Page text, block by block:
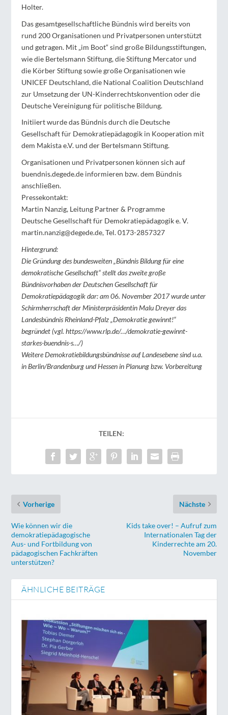
Holter.
Das gesamtgesellschaftliche Bündnis wird bereits von
rund 200 Organisationen und Privatpersonen unterstützt
und getragen. Mit „im Boot“ sind große Bildungsstiftungen,
wie die Bertelsmann Stiftung, die Stiftung Mercator und
die Körber Stiftung sowie große Organisationen wie
UNICEF Deutschland, die National Coalition Deutschland
zur Umsetzung der UN-Kinderrechtskonvention oder die
Deutsche Vereinigung für politische Bildung.
Initiiert wurde das Bündnis durch die Deutsche
Gesellschaft für Demokratiepädagogik in Kooperation mit
dem Makista e.V. und der Bertelsmann Stiftung.
Organisationen und Privatpersonen können sich auf
buendnis.degede.de informieren bzw. dem Bündnis
anschließen.
Pressekontakt:
Martin Nanzig, Leitung Partner & Programme
Deutsche Gesellschaft für Demokratiepädagogik e. V.
martin.nanzig@degede.de, Tel. 0173-2857327
Hintergrund:
Die Gründung des bundesweiten „Bündnis Bildung für eine
demokratische Gesellschaft“ stellt das zweite große
Bündnisvorhaben der Deutschen Gesellschaft für
Demokratiepädagogik dar: am 06. November 2017 wurde unter
Schirmherrschaft der Ministerpräsidentin Malu Dreyer das
Landesbündnis Rheinland-Pfalz „Demokratie gewinnt!“
begründet (vgl. https://www.rlp.de/…/demokratie-gewinnt-
starkes-buendnis-s…/)
Weitere Demokratiebildungsbündnisse auf Landesebene sind u.a.
in Berlin/Brandenburg und Hessen in Planung bzw. Vorbereitung
TEILEN:
Vorherige
Wie können wir die
demokratiepädagogische
Aus- und Fortbildung von
pädagogischen Fachkräften
unterstützen?
Nächste
Kids take over! – Aufruf zum
Internationalen Tag der
Kinderrechte am 20.
November
ÄHNLICHE BEITRÄGE